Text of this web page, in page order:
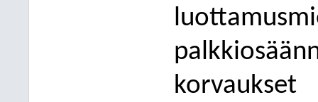
korvaukset